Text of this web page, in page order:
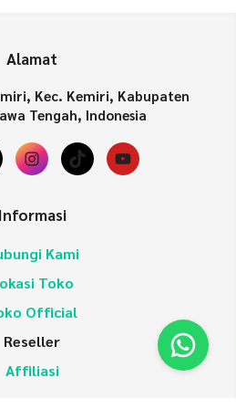
Alamat
Kec. Kemiri, Kabupaten
Tengah, Indonesia
Instagram
TikTokYouTube
Informasi
Kami
Toko
Official
Reseller
Affiliasi